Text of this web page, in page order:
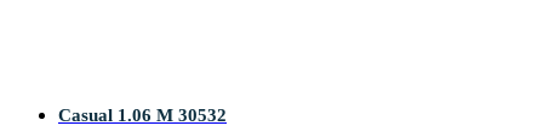
Casual 1.06 M 30532